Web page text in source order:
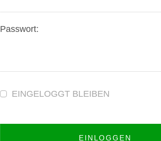
Passwort:
EINGELOGGT BLEIBEN
EINLOGGEN